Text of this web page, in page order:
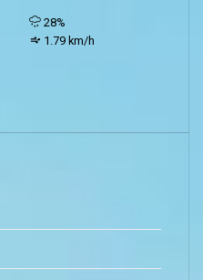
humidity:
28%
wind:
1.79 km/h